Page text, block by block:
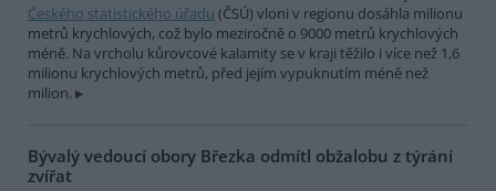
Českého statistického úřadu (ČSÚ) vloni v regionu dosáhla milionu
metrů krychlových, což bylo meziročně o 9000 metrů krychlových
méně. Na vrcholu kůrovcové kalamity se v kraji těžilo i více než 1,6
milionu krychlových metrů, před jejím vypuknutím méně než
milion.
Bývalý vedoucí obory Březka odmítl obžalobu z týrání
zvířat